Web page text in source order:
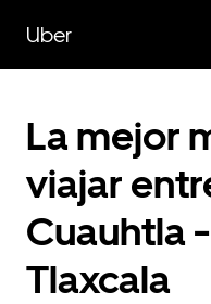
contenido
principal
Uber
La mejor
viajar
Cuauhtla
Tlaxcala